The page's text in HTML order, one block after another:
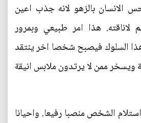
الانسان بالزهو لانه جذب اعين
هذا امر طبيعي وبمرور
هذا السلوك فيصبح شخصا اخر ينتقد
ممن لا يرتدون ملابس انيقة
الشخص منصبا رفيعا. واحيانا